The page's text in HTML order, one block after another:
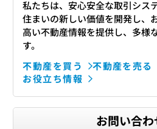
私たちは、安心安全な取引シス
住まいの新しい価値を開発し、
高い不動産情報を提供し、多様
す。
不動産を買う
不動産を売る
お役立ち情報
お問い合